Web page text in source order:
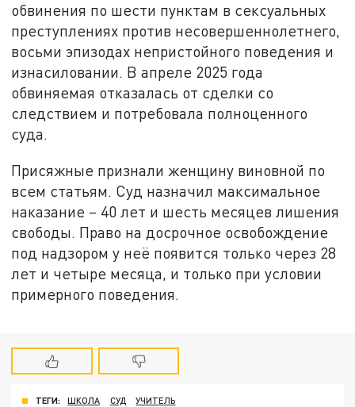
обвинения по шести пунктам в сексуальных
преступлениях против несовершеннолетнего,
восьми эпизодах непристойного поведения и
изнасиловании. В апреле 2025 года
обвиняемая отказалась от сделки со
следствием и потребовала полноценного
суда.
Присяжные признали женщину виновной по
всем статьям. Суд назначил максимальное
наказание – 40 лет и шесть месяцев лишения
свободы. Право на досрочное освобождение
под надзором у неё появится только через 28
лет и четыре месяца, и только при условии
примерного поведения.
ТЕГИ: ШКОЛА СУД УЧИТЕЛЬ